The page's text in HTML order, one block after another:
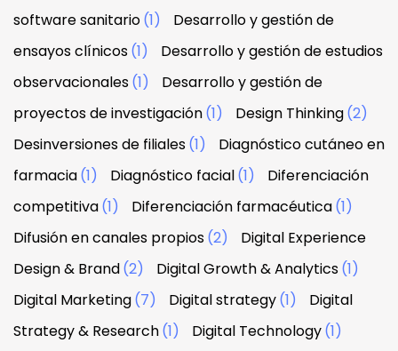
software sanitario(1)
Desarrollo y gestión de
ensayos clínicos(1)
Desarrollo y gestión de estudios
observacionales(1)
Desarrollo y gestión de
proyectos de investigación(1) Design Thinking(2)
Desinversiones de filiales(1)
Diagnóstico cutáneo en
farmacia(1) Diagnóstico facial(1)
Diferenciación
competitiva(1) Diferenciación farmacéutica(1)
Difusión en canales propios(2)
Digital Experience
Design & Brand(2) Digital Growth & Analytics(1)
Digital Marketing(7) Digital strategy(1)
Digital
Strategy & Research(1) Digital Technology(1)